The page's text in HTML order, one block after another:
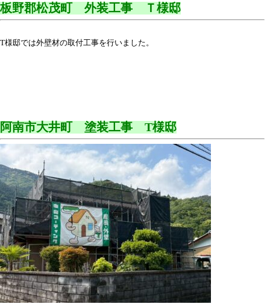
板野郡松茂町 外装工事 Ｔ様邸
T様邸では外壁材の取付工事を行いました。
阿南市大井町 塗装工事 T様邸